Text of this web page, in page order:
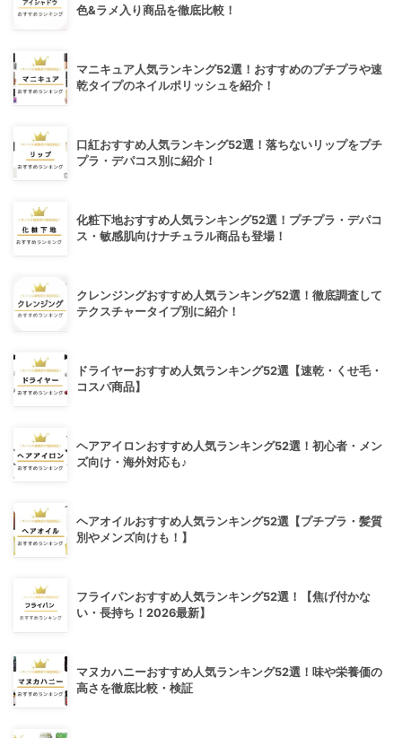
色&ラメ入り商品を徹底比較！
マニキュア人気ランキング52選！おすすめのプチプラや速
乾タイプのネイルポリッシュを紹介！
口紅おすすめ人気ランキング52選！落ちないリップをプチ
プラ・デパコス別に紹介！
化粧下地おすすめ人気ランキング52選！プチプラ・デパコ
ス・敏感肌向けナチュラル商品も登場！
クレンジングおすすめ人気ランキング52選！徹底調査して
テクスチャータイプ別に紹介！
ドライヤーおすすめ人気ランキング52選【速乾・くせ毛・
コスパ商品】
ヘアアイロンおすすめ人気ランキング52選！初心者・メン
ズ向け・海外対応も♪
ヘアオイルおすすめ人気ランキング52選【プチプラ・髪質
別やメンズ向けも！】
フライパンおすすめ人気ランキング52選！【焦げ付かな
い・長持ち！2026最新】
マヌカハニーおすすめ人気ランキング52選！味や栄養価の
高さを徹底比較・検証